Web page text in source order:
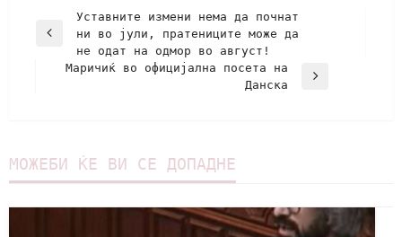
Уставните измени нема да почнат
ни во јули, пратениците може да
не одат на одмор во август!
Маричиќ во официјална посета на
Данска
МОЖЕБИ ЌЕ ВИ СЕ ДОПАДНЕ